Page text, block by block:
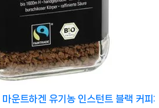
운트하겐 유기농 인스턴트 블랙 커피: